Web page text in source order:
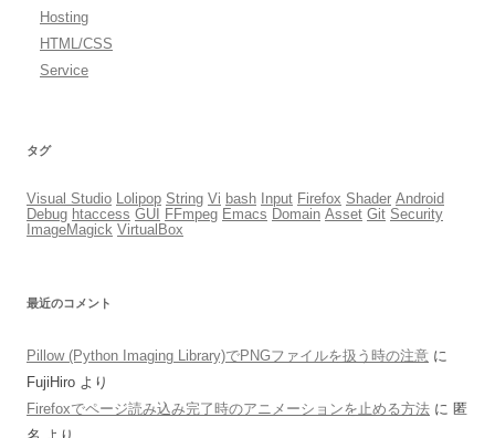
Hosting
HTML/CSS
Service
タグ
Visual Studio Lolipop String Vi bash Input Firefox Shader Android
Debug htaccess GUI FFmpeg Emacs Domain Asset Git Security
ImageMagick VirtualBox
最近のコメント
Pillow (Python Imaging Library)でPNGファイルを扱う時の注意 に
FujiHiro より
Firefoxでページ読み込み完了時のアニメーションを止める方法 に 匿